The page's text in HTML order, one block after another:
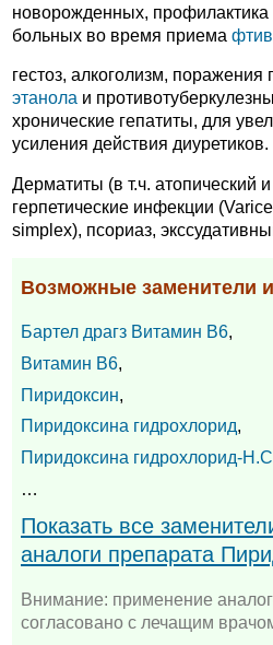
новорожденных, профилактика
больных во время приема
гестоз, алкоголизм,
этанола и
хронические гепатиты, для
усиления действия диуретиков.
Дерматиты (в т.ч. атопический
герпетические инфекции
simplex), псориаз,
Возможные заменители
Бартел драгз Витамин В6,
Витамин В6,
Пиридоксин,
Пиридоксина гидрохлорид,
Пиридоксина гидрохлорид-
…
Показать все
аналоги препарата
Внимание: применение
согласовано с лечащим